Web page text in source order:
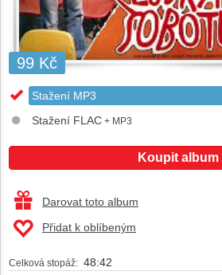
99 Kč
Stažení MP3
Stažení FLAC + MP3
Koupit album
Darovat toto album
Přidat k oblíbeným
Celková stopáž: 48:42